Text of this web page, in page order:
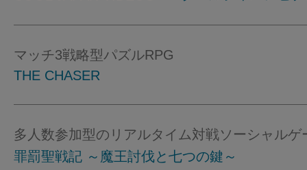
マッチ3戦略型パズルRPG
THE CHASER
多人数参加型のリアルタイム対戦ソーシャルゲ
罪罰聖戦記 ～魔王討伐と七つの鍵～